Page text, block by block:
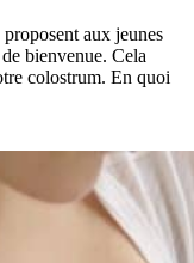
aux jeunes
bienvenue. Cela
colostrum. En quoi